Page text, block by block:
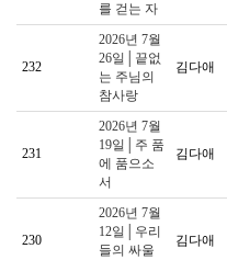
를 걷는 자
232
2026년 7월
26일│끝없
는 주님의
참사랑
김다애
231
2026년 7월
19일│주 품
에 품으소
서
김다애
230
2026년 7월
12일│우리
들의 싸울
김다애